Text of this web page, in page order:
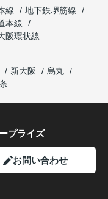
線
地下鉄堺筋線
本線
阪環状線
新大阪
烏丸
プライズ
お問い合わせ